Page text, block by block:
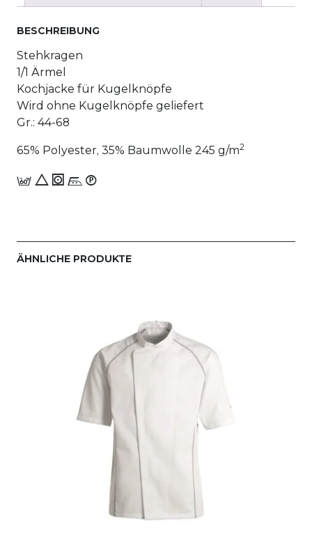
BESCHREIBUNG
Stehkragen
1/1 Ärmel
Kochjacke für Kugelknöpfe
Wird ohne Kugelknöpfe geliefert
Gr.: 44-68
65% Polyester, 35% Baumwolle 245 g/m2
c 8 1 n_W
ÄHNLICHE PRODUKTE